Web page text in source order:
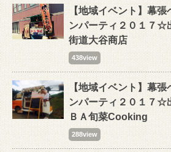
【地域イベント】幕
ンパーティ２０１７☆
街道大谷商店
438view
【地域イベント】幕
ンパーティ２０１７☆
ＢＡ旬菜Cooking
288view